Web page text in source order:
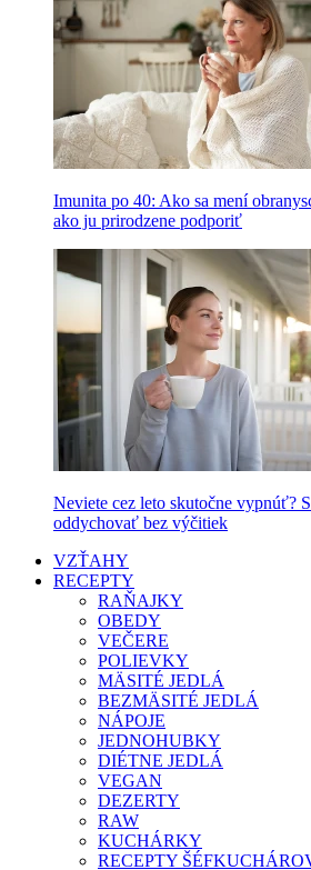
Imunita po 40: Ako sa mení
ako ju prirodzene podporiť
Neviete cez leto skutočne vypnúť?
oddychovať bez výčitiek
VZŤAHY
RECEPTY
RAŇAJKY
OBEDY
VEČERE
POLIEVKY
MÄSITÉ JEDLÁ
BEZMÄSITÉ JEDLÁ
NÁPOJE
JEDNOHUBKY
DIÉTNE JEDLÁ
VEGAN
DEZERTY
RAW
KUCHÁRKY
RECEPTY